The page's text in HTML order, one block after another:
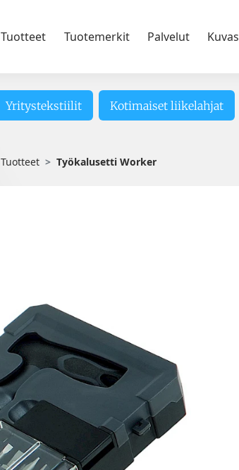
Tuotteet Tuotemerkit Palvelut
Yritystekstiilit Kotimaiset liikelahjat
Tuotteet Työkalusetti Worker